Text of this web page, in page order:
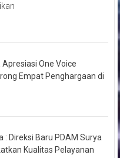
Apresiasi One Voice
Empat Penghargaan di
: Direksi Baru PDAM Surya
Kualitas Pelayanan